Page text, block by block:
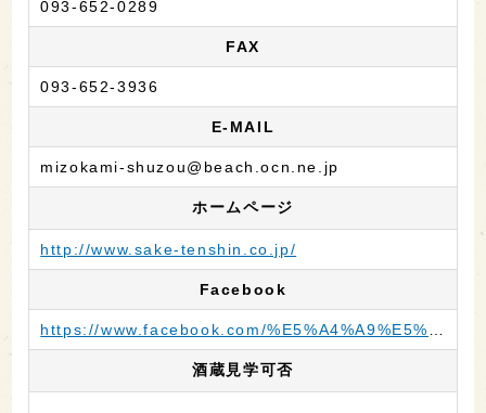
093-652-0289
FAX
093-652-3936
E-MAIL
mizokami-shuzou@beach.ocn.ne.jp
ホームページ
http://www.sake-tenshin.co.jp/
Facebook
酒蔵見学可否